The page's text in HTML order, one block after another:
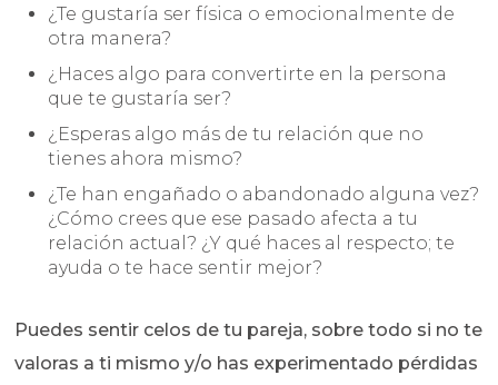
¿Te gustaría ser física o emocionalmente de
otra manera?
¿Haces algo para convertirte en la persona
que te gustaría ser?
¿Esperas algo más de tu relación que no
tienes ahora mismo?
¿Te han engañado o abandonado alguna vez?
¿Cómo crees que ese pasado afecta a tu
relación actual? ¿Y qué haces al respecto; te
ayuda o te hace sentir mejor?
Puedes sentir celos de tu pareja, sobre todo si no te
valoras a ti mismo y/o has experimentado pérdidas